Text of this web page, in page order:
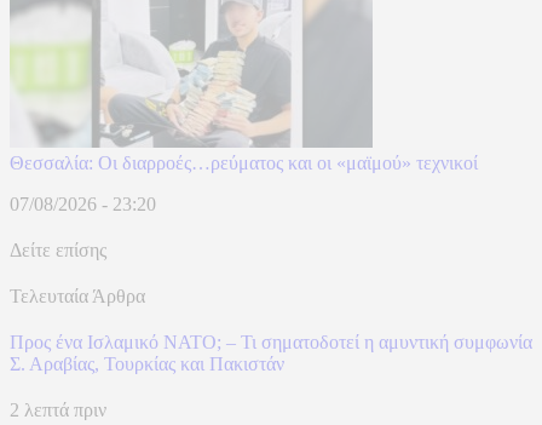
Θεσσαλία: Οι διαρροές…ρεύματος και οι «μαϊμού» τεχνικοί
07/08/2026 - 23:20
Δείτε επίσης
Τελευταία Άρθρα
Προς ένα Ισλαμικό ΝΑΤΟ; – Τι σηματοδοτεί η αμυντική συμφωνία
Σ. Αραβίας, Τουρκίας και Πακιστάν
2 λεπτά πριν